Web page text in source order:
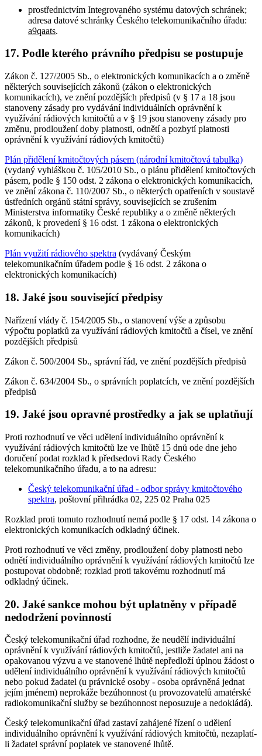
prostřednictvím Integrovaného systému datových schránek;
adresa datové schránky Českého telekomunikačního úřadu:
a9qaats.
17. Podle kterého právního předpisu se postupuje
Zákon č. 127/2005 Sb., o elektronických komunikacích a o změně
některých souvisejících zákonů (zákon o elektronických
komunikacích), ve znění pozdějších předpisů (v § 17 a 18 jsou
stanoveny zásady pro vydávání individuálních oprávnění k
využívání rádiových kmitočtů a v § 19 jsou stanoveny zásady pro
změnu, prodloužení doby platnosti, odnětí a pozbytí platnosti
oprávnění k využívání rádiových kmitočtů)
Plán přidělení kmitočtových pásem (národní kmitočtová tabulka)
(vydaný vyhláškou č. 105/2010 Sb., o plánu přidělení kmitočtových
pásem, podle § 150 odst. 2 zákona o elektronických komunikacích,
ve znění zákona č. 110/2007 Sb., o některých opatřeních v soustavě
ústředních orgánů státní správy, souvisejících se zrušením
Ministerstva informatiky České republiky a o změně některých
zákonů, k provedení § 16 odst. 1 zákona o elektronických
komunikacích)
Plán využití rádiového spektra (vydávaný Českým
telekomunikačním úřadem podle § 16 odst. 2 zákona o
elektronických komunikacích)
18. Jaké jsou související předpisy
Nařízení vlády č. 154/2005 Sb., o stanovení výše a způsobu
výpočtu poplatků za využívání rádiových kmitočtů a čísel, ve znění
pozdějších předpisů
Zákon č. 500/2004 Sb., správní řád, ve znění pozdějších předpisů
Zákon č. 634/2004 Sb., o správních poplatcích, ve znění pozdějších
předpisů
19. Jaké jsou opravné prostředky a jak se uplatňují
Proti rozhodnutí ve věci udělení individuálního oprávnění k
využívání rádiových kmitočtů lze ve lhůtě 15 dnů ode dne jeho
doručení podat rozklad k předsedovi Rady Českého
telekomunikačního úřadu, a to na adresu:
Český telekomunikační úřad - odbor správy kmitočtového
spektra, poštovní přihrádka 02, 225 02 Praha 025
Rozklad proti tomuto rozhodnutí nemá podle § 17 odst. 14 zákona o
elektronických komunikacích odkladný účinek.
Proti rozhodnutí ve věci změny, prodloužení doby platnosti nebo
odnětí individuálního oprávnění k využívání rádiových kmitočtů lze
postupovat obdobně; rozklad proti takovému rozhodnutí má
odkladný účinek.
20. Jaké sankce mohou být uplatněny v případě
nedodržení povinností
Český telekomunikační úřad rozhodne, že neudělí individuální
oprávnění k využívání rádiových kmitočtů, jestliže žadatel ani na
opakovanou výzvu a ve stanovené lhůtě nepředloží úplnou žádost o
udělení individuálního oprávnění k využívání rádiových kmitočtů
nebo pokud žadatel (u právnické osoby - osoba oprávněná jednat
jejím jménem) neprokáže bezúhonnost (u provozovatelů amatérské
radiokomunikační služby se bezúhonnost neposuzuje a nedokládá).
Český telekomunikační úřad zastaví zahájené řízení o udělení
individuálního oprávnění k využívání rádiových kmitočtů, nezaplatí-
li žadatel správní poplatek ve stanovené lhůtě.